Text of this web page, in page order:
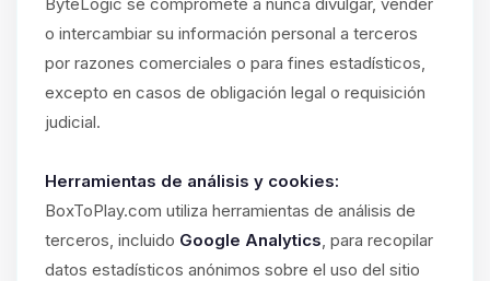
o intercambiar su información personal a terceros
por razones comerciales o para fines estadísticos,
excepto en casos de obligación legal o requisición
judicial.
Herramientas de análisis y cookies:
BoxToPlay.com utiliza herramientas de análisis de
terceros, incluido Google Analytics, para recopilar
datos estadísticos anónimos sobre el uso del sitio